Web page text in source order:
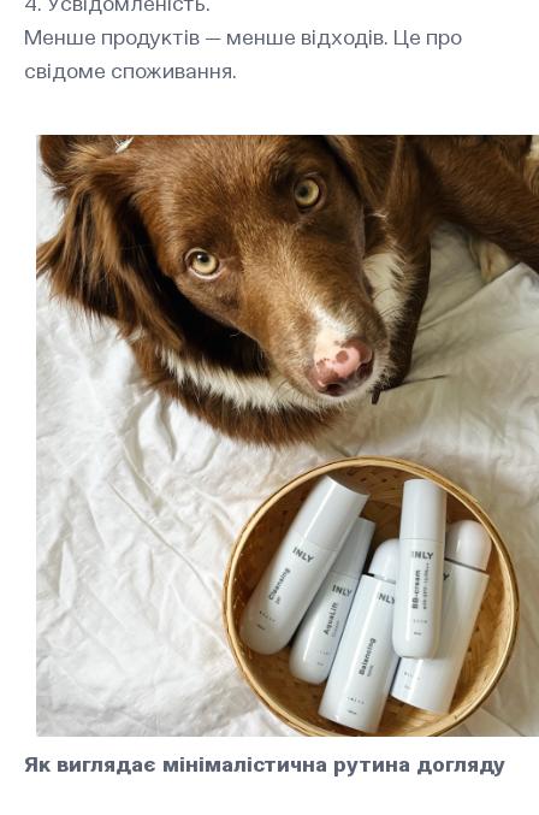
4. Усвідомленість.
Менше продуктів — менше відходів. Це про
свідоме споживання.
Як виглядає мінімалістична рутина догляду